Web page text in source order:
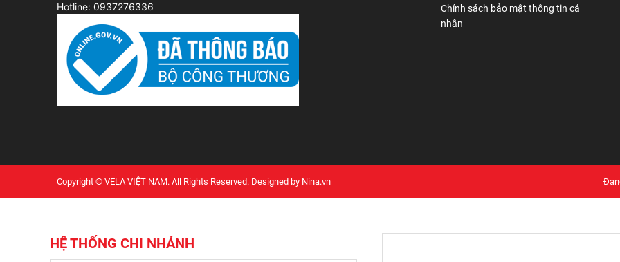
Hotline: 0937276336
Chính sách bảo mật thông tin cá
nhân
Copyright © VELA VIỆT NAM. All Rights Reserved. Designed by Nina.vn
HỆ THỐNG CHI NHÁNH